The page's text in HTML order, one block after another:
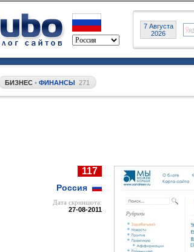
7 Августа
2026
БИЗНЕС • ФИНАНСЫ 271
117
Россия
Дата cкриншота:
27-08-2011